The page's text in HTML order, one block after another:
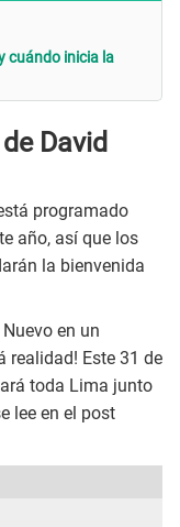
cuándo inicia la
David
programado
año, así que los
la bienvenida
en un
realidad! Este 31 de
toda Lima junto
lee en el post